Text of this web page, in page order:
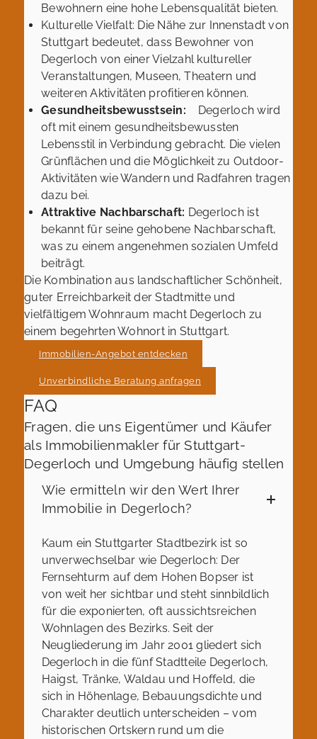
Bewohnern eine hohe Lebensqualität bieten.
Kulturelle Vielfalt: Die Nähe zur Innenstadt von
Stuttgart bedeutet, dass Bewohner von
Degerloch von einer Vielzahl kultureller
Veranstaltungen, Museen, Theatern und
weiteren Aktivitäten profitieren können.
Gesundheitsbewusstsein: Degerloch wird
oft mit einem gesundheitsbewussten
Lebensstil in Verbindung gebracht. Die vielen
Grünflächen und die Möglichkeit zu Outdoor-
Aktivitäten wie Wandern und Radfahren tragen
dazu bei.
Attraktive Nachbarschaft: Degerloch ist
bekannt für seine gehobene Nachbarschaft,
was zu einem angenehmen sozialen Umfeld
beiträgt.
Die Kombination aus landschaftlicher Schönheit,
guter Erreichbarkeit der Stadtmitte und
vielfältigem Wohnraum macht Degerloch zu
einem begehrten Wohnort in Stuttgart.
Immobilien-Angebot entdecken
Unverbindliche Beratung anfragen
FAQ
Fragen, die uns Eigentümer und Käufer
als Immobilienmakler für Stuttgart-
Degerloch und Umgebung häufig stellen
Wie ermitteln wir den Wert Ihrer
Immobilie in Degerloch?
Kaum ein Stuttgarter Stadtbezirk ist so
unverwechselbar wie Degerloch: Der
Fernsehturm auf dem Hohen Bopser ist
von weit her sichtbar und steht sinnbildlich
für die exponierten, oft aussichtsreichen
Wohnlagen des Bezirks. Seit der
Neugliederung im Jahr 2001 gliedert sich
Degerloch in die fünf Stadtteile Degerloch,
Haigst, Tränke, Waldau und Hoffeld, die
sich in Höhenlage, Bebauungsdichte und
Charakter deutlich unterscheiden – vom
historischen Ortskern rund um die